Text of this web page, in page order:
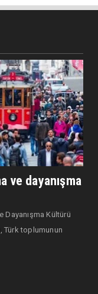
ve dayanışma
Dayanışma Kültürü
Türk toplumunun